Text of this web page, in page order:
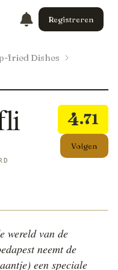
Registreren
fried Dishes
4.71
Volgen
wereld van de
neemt de
een speciale